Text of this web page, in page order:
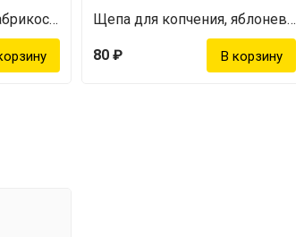
Щепа для копчения, абрикосовая, 400 г Щепа для копчения, яблоневая, 400 г
80 ₽